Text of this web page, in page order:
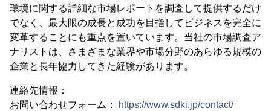
環境に関する詳細な市場レポートを調査して提供するだけ
でなく、最大限の成長と成功を目指してビジネスを完全に
変革することにも重点を置いています。当社の市場調査ア
ナリストは、さまざまな業界や市場分野のあらゆる規模の
企業と長年協力してきた経験があります。
連絡先情報：
お問い合わせフォーム：
https://www.sdki.jp/contact/